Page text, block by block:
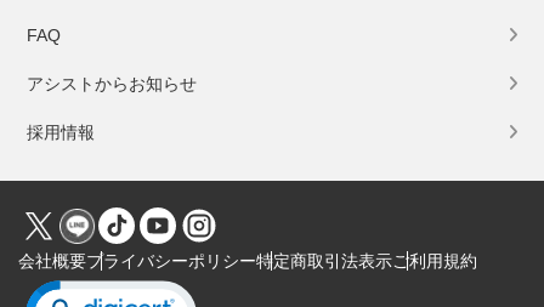
FAQ
アシストからお知らせ
採用情報
会社概要プライバシーポリシー特定商取引法表示ご利用規約
Click to open certificate verification popup